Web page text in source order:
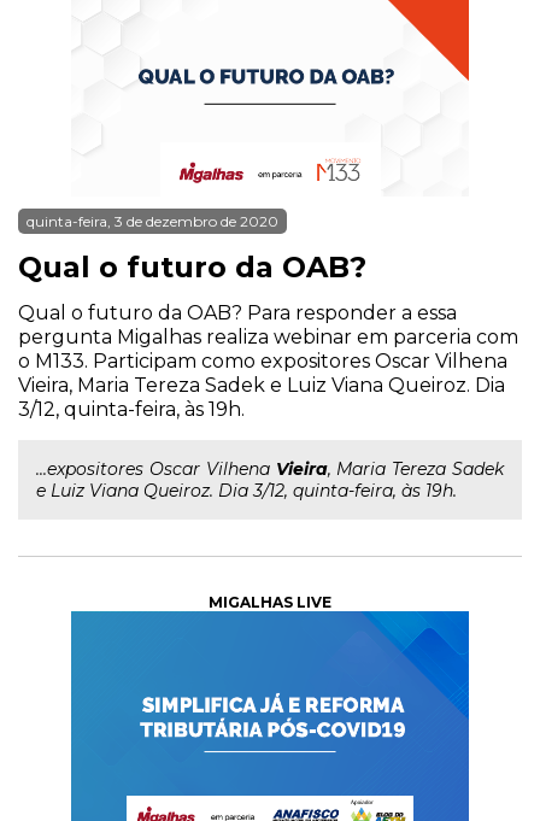
quinta-feira, 3 de dezembro de 2020
Qual o futuro da OAB?
Qual o futuro da OAB? Para responder a essa
pergunta Migalhas realiza webinar em parceria com
o M133. Participam como expositores Oscar Vilhena
Vieira, Maria Tereza Sadek e Luiz Viana Queiroz. Dia
3/12, quinta-feira, às 19h.
...expositores Oscar Vilhena Vieira, Maria Tereza Sadek
e Luiz Viana Queiroz. Dia 3/12, quinta-feira, às 19h.
MIGALHAS LIVE